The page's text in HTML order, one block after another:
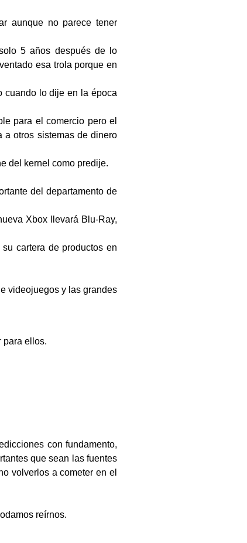
aunque no parece tener
5 años después de lo
esa trola porque en
cuando lo dije en la época
para el comercio pero el
a otros sistemas de dinero
del kernel como predije.
del departamento de
Xbox llevará Blu-Ray,
cartera de productos en
videojuegos y las grandes
para ellos.
con fundamento,
que sean las fuentes
volverlos a cometer en el
reírnos.